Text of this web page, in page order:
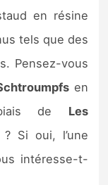
en résine
tels que des
Pensez-vous
en
de Les
Si oui, l’une
intéresse-t-